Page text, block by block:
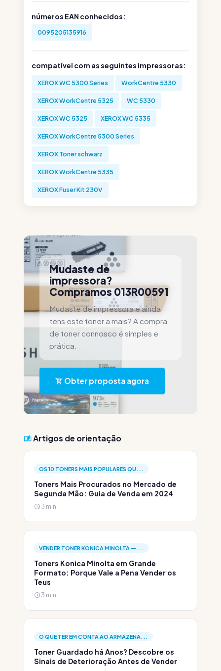
números EAN conhecidos:
0095205135916
compatível com as seguintes impressoras:
XEROX WC 5300 Series WorkCentre 5330
XEROX WorkCentre 5325 WC 5330
XEROX WC 5325 XEROX WC 5335
XEROX WorkCentre 5300 Series
XEROX Toner schwarz
XEROX WorkCentre 5335
XEROX Fuser Kit 230V
Mudaste de
impressora?
Compramos 013R00591
Mudaste de impressora e ainda
tens este toner a mais? A compra
de toner connosco é simples e
prática.
Obter proposta agora
Artigos de orientação
OS 10 TONERS MAIS POPULARES QU...
Toners Mais Procurados no Mercado de
Segunda Mão: Guia de Venda em 2024
3 min
VENDER TONER KONICA MINOLTA —...
Toners Konica Minolta em Grande
Formato: Porque Vale a Pena Vender os
Teus
3 min
O QUE TER EM CONTA AO ARMAZENA...
Toner Guardado há Anos? Descobre os
Sinais de Deterioração Antes de Vender